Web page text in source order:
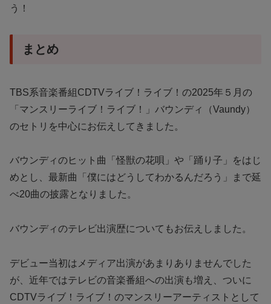
う！
まとめ
TBS系音楽番組CDTVライブ！ライブ！の2025年５月の
「マンスリーライブ！ライブ！」バウンディ（Vaundy）
のセトリを中心にお伝えしてきました。
バウンディのヒット曲「怪獣の花唄」や「踊り子」をはじ
めとし、最新曲「僕にはどうしてわかるんだろう」まで延
べ20曲の披露となりました。
バウンディのテレビ出演歴についてもお伝えしました。
デビュー当初はメディア出演があまりありませんでした
が、近年ではテレビの音楽番組への出演も増え、ついに
CDTVライブ！ライブ！のマンスリーアーティストとして